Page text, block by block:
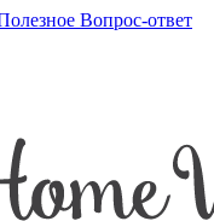
Вопрос-ответ